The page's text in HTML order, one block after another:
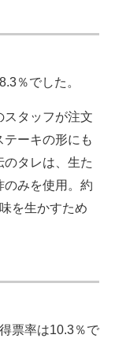
％でした。
タッフが注文
ーキの形にも
タレは、生た
のみを使用。約
を生かすため
票率は10.3％で